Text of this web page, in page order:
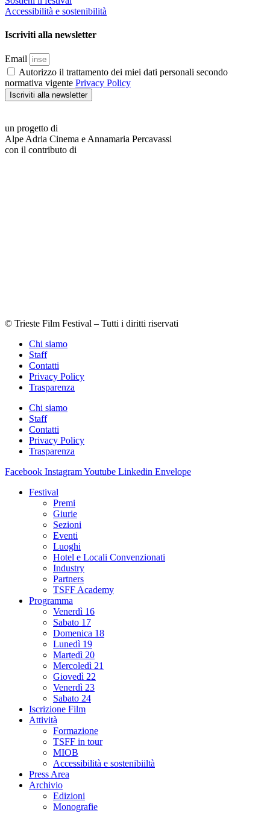
Accessibilità e sostenibilità
Iscriviti alla newsletter
Email
Autorizzo il trattamento dei miei dati personali secondo
normativa vigente Privacy Policy
Iscriviti alla newsletter
un progetto di
Alpe Adria Cinema e Annamaria Percavassi
con il contributo di
© Trieste Film Festival – Tutti i diritti riservati
Chi siamo
Staff
Contatti
Privacy Policy
Trasparenza
Chi siamo
Staff
Contatti
Privacy Policy
Trasparenza
Facebook InstagramYoutube Linkedin Envelope
Festival
Premi
Giurie
Sezioni
Eventi
Luoghi
Hotel e Locali Convenzionati
Industry
Partners
TSFF Academy
Programma
Venerdì 16
Sabato 17
Domenica 18
Lunedì 19
Martedì 20
Mercoledì 21
Giovedì 22
Venerdì 23
Sabato 24
Iscrizione Film
Attività
Formazione
TSFF in tour
MIOB
Accessibilità e sostenibiiltà
Press Area
Archivio
Edizioni
Monografie